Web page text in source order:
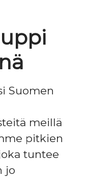
Suomen
meillä
pitkien
tuntee
jo